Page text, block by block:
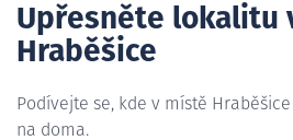
Upřesněte lokalitu
Hraběšice
Podívejte se, kde v místě
na doma.